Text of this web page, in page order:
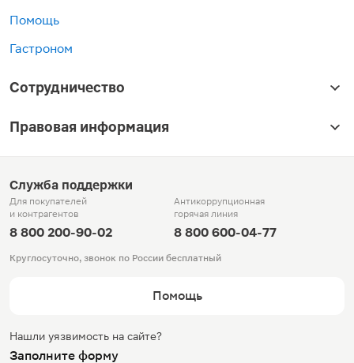
Помощь
Гастроном
Сотрудничество
Правовая информация
Служба поддержки
Для покупателей
и контрагентов
8 800 200-90-02
Антикоррупционная
горячая линия
8 800 600-04-77
Круглосуточно, звонок по России бесплатный
Помощь
Нашли уязвимость на сайте?
Заполните форму